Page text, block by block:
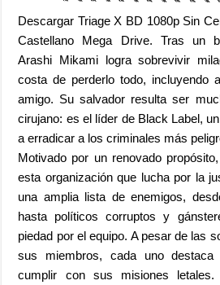
Descargar Triage X BD 1080p Sin
Castellano Mega Drive. Tras un
Arashi Mikami logra sobrevivir
costa de perderlo todo, incluyendo
amigo. Su salvador resulta ser
cirujano: es el líder de Black Label,
a erradicar a los criminales más
Motivado por un renovado
esta organización que lucha por la
una amplia lista de enemigos,
hasta políticos corruptos y
piedad por el equipo. A pesar de las
sus miembros, cada uno
cumplir con sus misiones